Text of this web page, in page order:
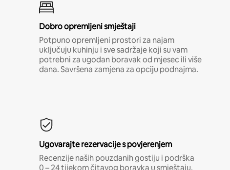
Dobro opremljeni smještaji
Potpuno opremljeni prostori za najam
uključuju kuhinju i sve sadržaje koji su vam
potrebni za ugodan boravak od mjesec ili više
dana. Savršena zamjena za opciju podnajma.
Ugovarajte rezervacije s povjerenjem
Recenzije naših pouzdanih gostiju i podrška
0 – 24 tijekom čitavog boravka u smještaju.